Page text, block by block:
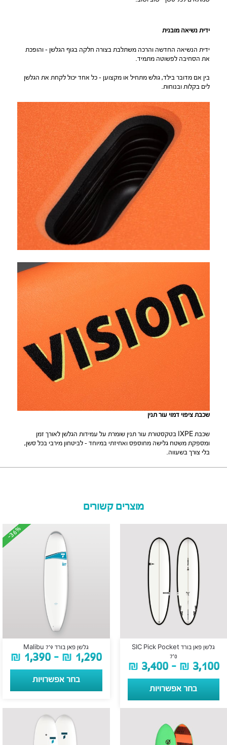
ידית נשיאה מובנית
ידית הנשיאה החדשה והרכה משתלבת בצורה חלקה בגוף הגלשן – והופכת
את הסחיבה לפשוטה מתמיד.
בין אם מדובר בילד, גולש מתחיל או מקצוען – כל אחד יכול לקחת את הגלשן
לים בקלות ובנוחות.
שכבת ציפוי דמוי עור תנין
שכבת IXPE בטקסטורת עור תנין שומרת על עמידות הגלשן לאורך זמן
ומספקת משטח גלישה מחוספס ואחיזתי במיוחד – לביטחון מירבי בכל סשן,
בלי צורך בשעווה.
מוצרים קשורים
גלשן פאן בורד SIC Pick Pocket
7’0
₪ 3,100
–
₪ 3,400
בחר אפשרויות
-36%
-36%
גלשן פאן בורד Malibu 7’9
₪ 1,290
–
₪ 1,390
בחר אפשרויות